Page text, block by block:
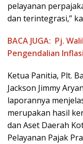
pelayanan
dan terintegrasi,”
BACA JUGA: Pj.
Pengendalian
Ketua Panitia, Plt.
Jackson Jimmy
laporannya
merupakan hasil
dan Aset Daerah
Pelayanan Pajak